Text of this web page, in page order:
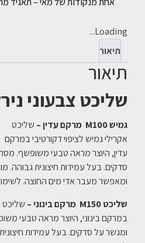
Loading...
תיאור
תיאור
שליכט צבעוני
גמיש M100 מרקם עדין –
שליכט
אקרילי גמיש לציפוי דקורטיבי במרקם
עדין, היוצר מראה טבעי משופשף.
סדקים. בעל עמידות חיצונית גבוהה.
ומאפשר מעבר אדי מים החוצה. לשימוש
שליכטM150 מרקם בינוני – שליכט
במרקם בינוני, היוצר מראה טבעי
ומגשר על סדקים. בעל עמידות